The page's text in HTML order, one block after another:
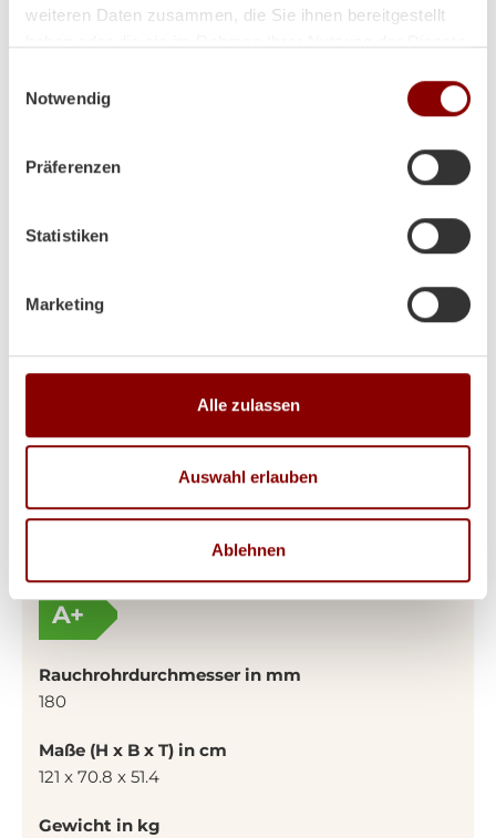
weiteren Daten zusammen, die Sie ihnen bereitgestellt
Notwendig
Präferenzen
Statistiken
Marketing
Alle zulassen
Auswahl erlauben
Ablehnen
Produktdetails
Kamineinsätze Hoxter HAKA 63/51
13
Energieeffizienzklasse
A+
Rauchrohrdurchmesser in mm
180
Maße (H x B x T) in cm
121 x 70.8 x 51.4
Gewicht in kg